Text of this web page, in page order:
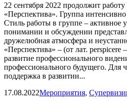
22 сентября 2022 продолжит
«Перспектива». Группа интенсивно
Стиль работы в группе – активное
понимании и обсуждении
дружелюбная атмосфера и
«Перспектива» – (от лат. perspicere
развитие профессионального
профессионального будущего. Для
поддержка в развитии...
17.08.2022Мероприятия,